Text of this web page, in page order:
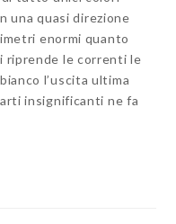
una quasi direzione
enormi quanto
riprende le correnti le
l’uscita ultima
insignificanti ne fa